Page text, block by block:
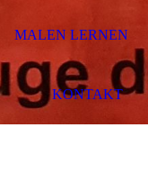
MALEN LERNEN
KONTAKT